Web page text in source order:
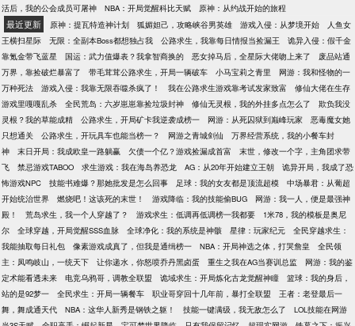
活后，我的公会成员可屠神
NBA：开局觉醒科比天赋 原神：从约战开始的旅程
最近更新 原神：提瓦特造神计划 狐媚妲己，攻略峡谷男英雄 游戏入侵：从梦境开始
人鱼女
王横扫星际
无限：全副本Boss都想独占我 公路求生，我靠每日情报当捡漏王
诡异入侵：假千金
靠氪金带飞蓝星
国运：武力值爆表？我拿智商换的 恶女掉马后，全星际大佬吻上来了
废品站通
万界，靠捡破烂暴富了
带毛茸茸公路求生，开局一辆破车 小马宝莉之青里
网游：我和怪物的一
万种死法
游戏入侵：我靠无限吞噬杀疯了！ 我在公路求生游戏靠考试发家致富
修仙大佬在生存
游戏里嘎嘎乱杀
全民荒岛：六岁崽崽靠捡垃圾封神 修仙无灵根，我的外挂多点怎么了
欺负我没
灵根？我的草能成精
公路求生，开局矿卡我逆袭成榜一 网游：从死囚狱到巅峰玩家
恶毒魔女她
只想通关
公路求生，开玩具车也能当榜一？ 网游之青城剑仙
万界经营系统，我的小餐车封
神
末日开局：我成欧皇一路躺赢 欠债一个亿？游戏捡漏成首富
末世，修改一个字，主角团求带
飞
禁忌游戏TABOO 求生游戏：我在海岛养恐龙 AG：从20年开始建立王朝
诡异开局，我成了恐
怖游戏NPC
技能书难爆？那她批发是怎么回事 足球：我的女友都是顶流超模
中场暴君：从葡超
开始统治世界
燃烧吧！这该死的末世！ 游戏降临：我的技能偷BUG
网游：我一人，便是最强神
殿！
荒岛求生，我一个人穿越了？ 游戏求生：低调再低调榜一我都要
1米78，我的模板是奥尼
尔
全球穿越，开局觉醒SSS血脉 全球净化：我的系统是神骸 星律：玩家纪元
全民穿越求生：
我能抽取每日礼包
像素游戏成真了，但我是通缉榜一 NBA：开局神选之体，打哭詹皇
全民领
主：凤鸣岐山，一统天下
让你递水，你怒喷乔丹黑卤蛋 重生之我在AG当赛训总监
网游：我的鉴
定术能看透未来
电竞乌鸦哥，调教全联盟 诡域求生：开局炼化古龙觉醒神瞳
篮球：我的身后，
站的是92梦一
全民求生：开局一辆餐车 职业哥穿回十几年前，暴打全联盟
王者：老登最后一
舞，舞成通天代
NBA：这华人新秀是钢铁之躯！ 技能一键满级，我无敌怎么了
LOL技能在网游